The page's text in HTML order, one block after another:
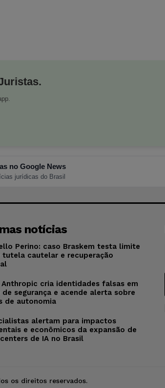
no Google News
jurídicas do Brasil
notícias
Perino: caso Braskem testa limite
tutela cautelar e recuperação
Anthropic cria identidades falsas em
segurança e acende alerta sobre
de autonomia
alertam para impactos
e econômicos da expansão de
de IA no Brasil
os direitos reservados.